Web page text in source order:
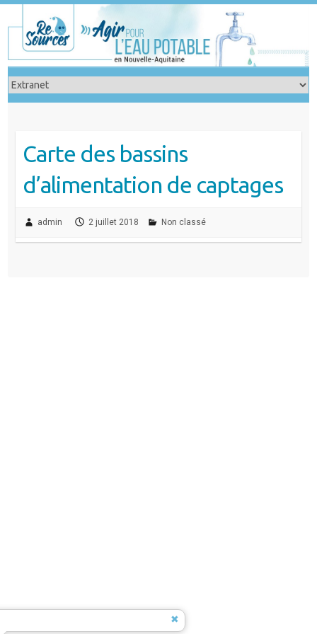
to
content
Carte des bassins
d’alimentation de captages
admin 2 juillet 2018 Non classé